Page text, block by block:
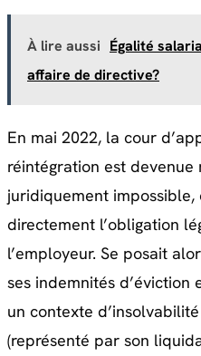
À lire aussi Égalité
affaire de directive?
En mai 2022, la cour
réintégration est
juridiquement
directement l’obligation
l’employeur. Se posait
ses indemnités d’éviction
un contexte
(représenté par son